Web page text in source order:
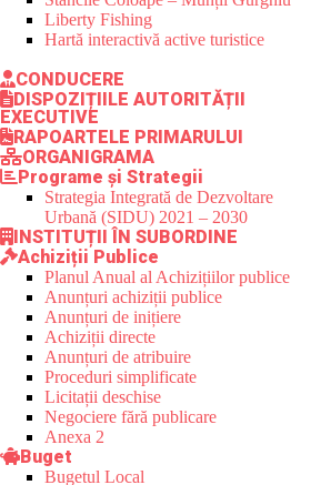
Liberty Fishing
Hartă interactivă active turistice
CONDUCERE
DISPOZIȚIILE AUTORITĂȚII
EXECUTIVE
RAPOARTELE PRIMARULUI
ORGANIGRAMA
Programe și Strategii
Strategia Integrată de Dezvoltare
Urbană (SIDU) 2021 – 2030
INSTITUȚII ÎN SUBORDINE
Achiziții Publice
Planul Anual al Achizițiilor publice
Anunțuri achiziții publice
Anunțuri de inițiere
Achiziții directe
Anunțuri de atribuire
Proceduri simplificate
Licitații deschise
Negociere fără publicare
Anexa 2
Buget
Bugetul Local